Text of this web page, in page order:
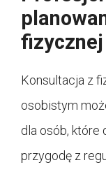
fizycznej
Konsultacja z
osobistym
dla osób, które
przygodę z